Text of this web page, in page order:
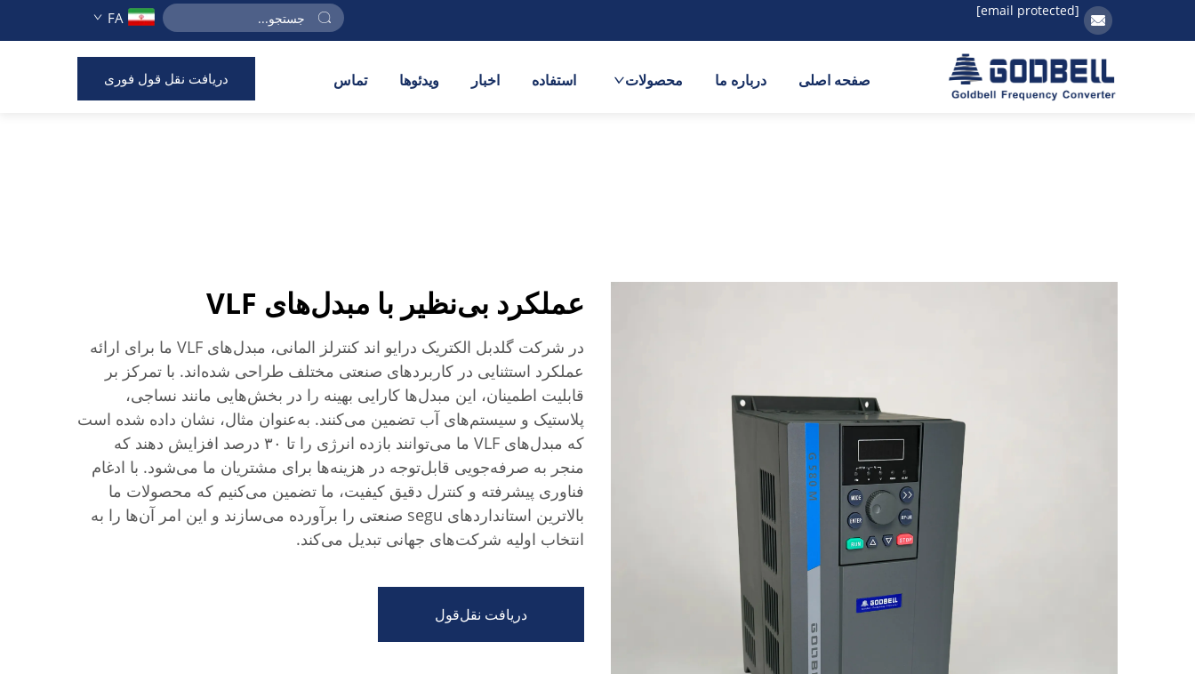
[email protected]
FA
صفحه اصلی درباره ما محصولات استفاده اخبار ویدئوها تماس دریافت نقل قول فوری
عملکرد بی‌نظیر با مبدل‌های VLF
در شرکت گلدبل الکتریک درایو اند کنترلز المانی، مبدل‌های VLF ما برای ارائه
عملکرد استثنایی در کاربردهای صنعتی مختلف طراحی شده‌اند. با تمرکز بر
قابلیت اطمینان، این مبدل‌ها کارایی بهینه را در بخش‌هایی مانند نساجی،
پلاستیک و سیستم‌های آب تضمین می‌کنند. به‌عنوان مثال، نشان داده شده است
که مبدل‌های VLF ما می‌توانند بازده انرژی را تا ۳۰ درصد افزایش دهند که
منجر به صرفه‌جویی قابل‌توجه در هزینه‌ها برای مشتریان ما می‌شود. با ادغام
فناوری پیشرفته و کنترل دقیق کیفیت، ما تضمین می‌کنیم که محصولات ما
بالاترین استانداردهای segu صنعتی را برآورده می‌سازند و این امر آن‌ها را به
انتخاب اولیه شرکت‌های جهانی تبدیل می‌کند.
دریافت نقل‌قول